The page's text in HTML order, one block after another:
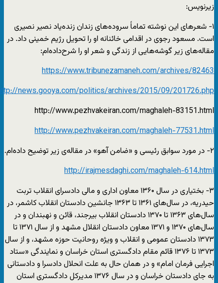
زیرنویس:
۱- شعرهای این نوشته تماماً سروده‌های زندان زنده‌یاد نصیر نصیری
است. مسعود رجوی در اقدامی خائنانه او را تحویل رژیم خمینی داد. در
مقاله‌‌های زیر گوشه‌هایی از زندگی و شعر او را شرح‌داده‌ام:
https://www.tribunezamaneh.com/archives/82463
news.gooya.com/politics/archives/2015/09/201726.php
http://www.pezhvakeiran.com/maghaleh-83151.html
http://www.pezhvakeiran.com/maghaleh-77531.html
۲- در مورد سوابق رئیسی و «ضامن آهو» در مقاله‌ی زیر توضیح داده‌‌ام.
http://irajmesdaghi.com/maghaleh-614.html
۳- بختیاری در سال ۱۳۶۰ معاون اداری و مالی دادسرای انقلاب تربت
حیدریه، در سال‌های ۱۳۶۱ تا ۱۳۶۳ جانشین دادستان انقلاب کاشمر، در
سال‌های ۱۳۶۳ تا ۱۳۷۰ دادستان انقلاب بیرجند، قائن و نهبندان و در
‌سال‌های ۱۳۷۰ و ۱۳۷۱ معاون دادستان انقلال مشهد و از سال ۱۳۷۱ تا
۱۳۷۳ دادستان عمومی و انقلاب و ویژه روحانیت حوزه مشهد، و از سال
۱۳۷۳ تا ۱۳۷۶ قائم مقام دادگستری استان خراسان و نمایندگی «ستاد
اجرایی فرمان امام» و در همان حال به علت انحلال دادسرا و دادستانی
به جای دادستان خراسان و در سال ۱۳۷۶ مدیرکل دادگستری استان